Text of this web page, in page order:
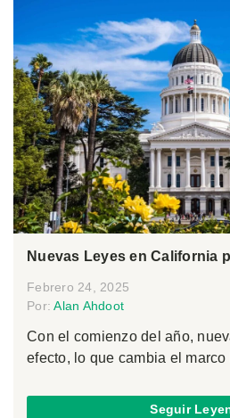
Nuevas Leyes en California
Febrero 24, 2025
Por:Alan Ahdoot
Con el comienzo del año,
efecto, lo que cambia el
Seguir